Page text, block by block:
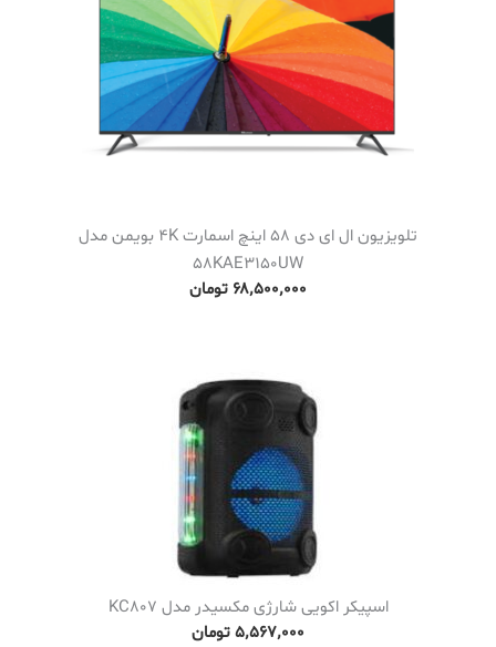
تلویزیون ال ای دی 58 اینچ اسمارت 4K بویمن مدل
58KAE3150UW
۶۸٬۵۰۰٬۰۰۰ تومان
اسپیکر اکویی شارژی مکسیدر مدل KC807
۵٬۵۶۷٬۰۰۰تومان